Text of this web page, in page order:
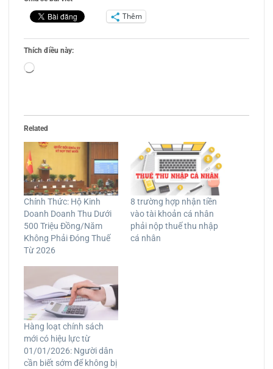
Thêm
Thích điều này:
Đang
Related
Chính Thức: Hộ Kinh
Doanh Doanh Thu Dưới
500 Triệu Đồng/Năm
Không Phải Đóng Thuế
Từ 2026
8 trường hợp nhận tiền
vào tài khoản cá nhân
phải nộp thuế thu nhập
cá nhân
Hàng loạt chính sách
mới có hiệu lực từ
01/01/2026: Người dân
cần biết sớm để không bị